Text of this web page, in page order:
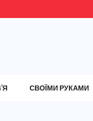
СВОЇМИ РУКАМИ